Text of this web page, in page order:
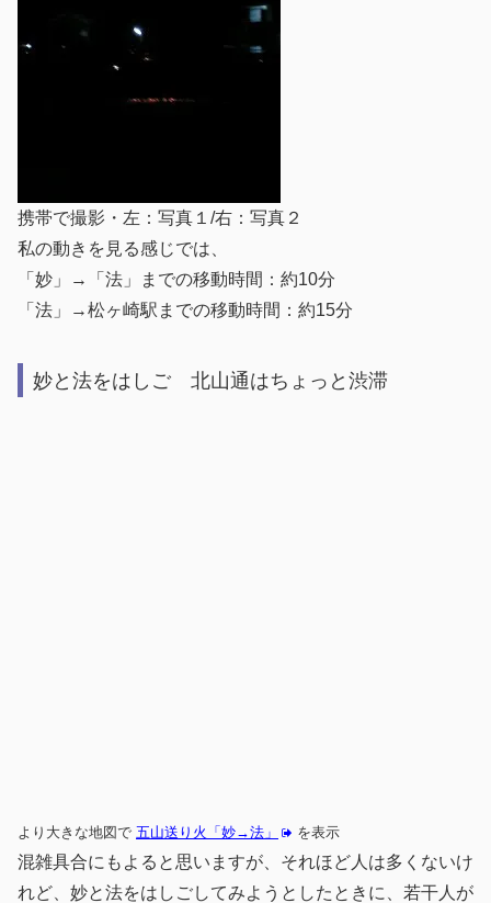
携帯で撮影・左：写真１/右：写真２
私の動きを見る感じでは、
「妙」→「法」までの移動時間：約10分
「法」→松ヶ崎駅までの移動時間：約15分
妙と法をはしご 北山通はちょっと渋滞
より大きな地図で 五山送り火「妙→法」 を表示
混雑具合にもよると思いますが、それほど人は多くないけ
れど、妙と法をはしごしてみようとしたときに、若干人が